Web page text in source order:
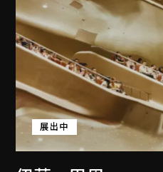
展出中